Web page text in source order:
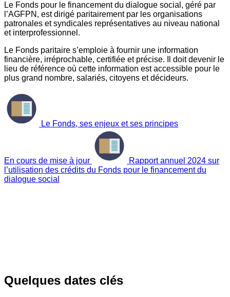
Le Fonds pour le financement du dialogue social, géré par
l’AGFPN, est dirigé paritairement par les organisations
patronales et syndicales représentatives au niveau national
et interprofessionnel.
Le Fonds paritaire s’emploie à fournir une information
financière, irréprochable, certifiée et précise. Il doit devenir le
lieu de référence où cette information est accessible pour le
plus grand nombre, salariés, citoyens et décideurs.
Le Fonds, ses enjeux et ses principes
En cours de mise à jour
Rapport annuel 2024 sur
l’utilisation des crédits du Fonds pour le financement du
dialogue social
Quelques dates clés